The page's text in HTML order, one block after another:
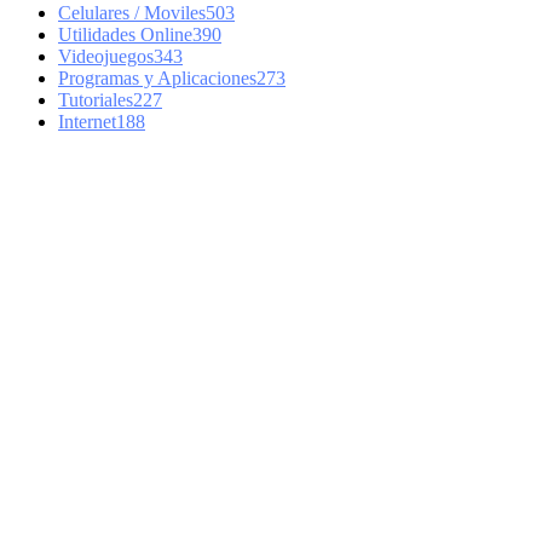
Celulares / Moviles503
Utilidades Online390
Videojuegos343
Programas y Aplicaciones273
Tutoriales227
Internet188